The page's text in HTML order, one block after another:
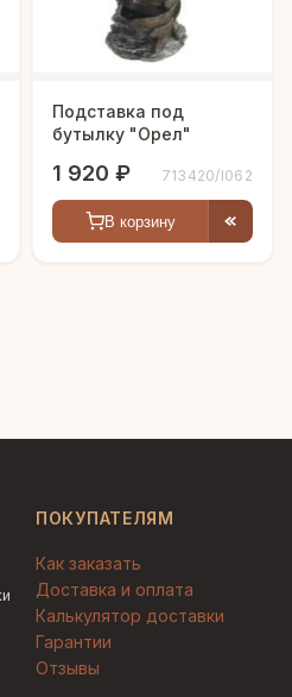
Подставка под
бутылку "Орел"
1 920 ₽ 713420/I062
В корзину
ПОКУПАТЕЛЯМ
Как заказать
Доставка и оплата
Калькулятор доставки
Гарантии
Отзывы